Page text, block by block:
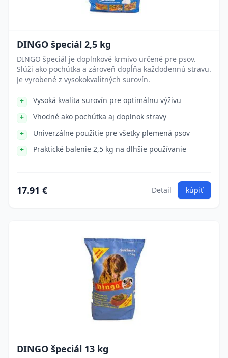
DINGO špeciál 2,5 kg
DINGO špeciál je doplnkové krmivo určené pre psov.
Slúži ako pochúťka a zároveň dopĺňa každodennú stravu.
Je vyrobené z vysokokvalitných surovín.
Vysoká kvalita surovín pre optimálnu výživu
Vhodné ako pochúťka aj doplnok stravy
Univerzálne použitie pre všetky plemená psov
Praktické balenie 2,5 kg na dlhšie používanie
17.91 € Detail kúpiť
DINGO špeciál 13 kg